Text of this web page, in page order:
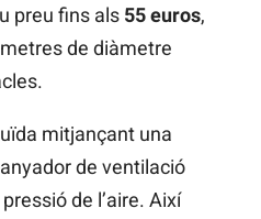
preu fins als 55 euros,
de diàmetre
mitjançant una
de ventilació
de l’aire. Així